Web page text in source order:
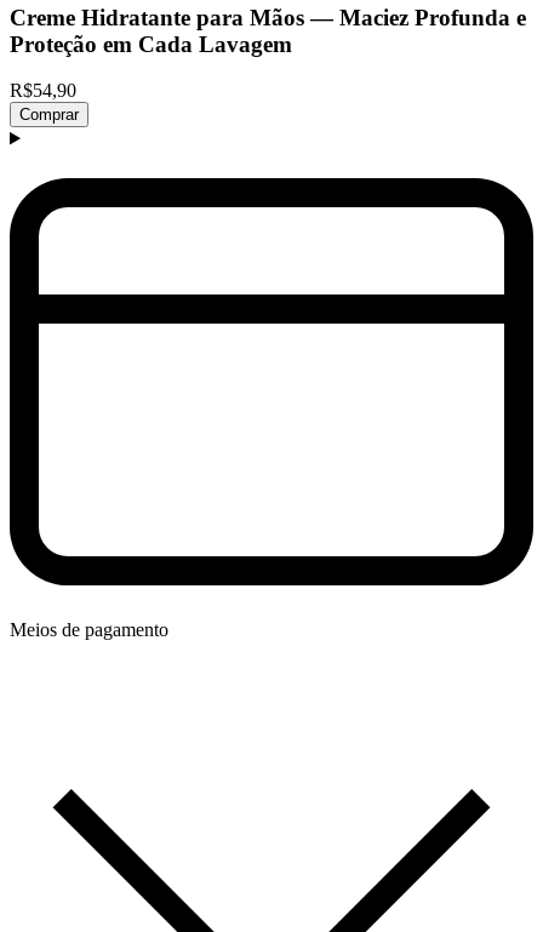
Creme Hidratante para Mãos — Maciez Profunda e
Proteção em Cada Lavagem
R$54,90
Comprar
Meios de pagamento